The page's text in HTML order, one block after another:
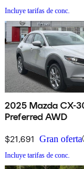
Incluye tarifas de conc.
2025 Mazda CX-
Preferred AWD
$21,691 Gran oferta
Incluye tarifas de conc.